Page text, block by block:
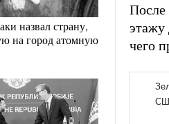
назвал страну,
на город атомную
После
этажу
чего